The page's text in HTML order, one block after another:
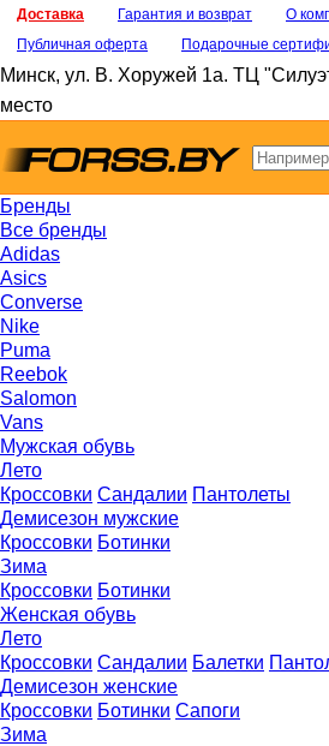
Доставка Гарантия и возврат О
Публичная оферта
Подарочные
Минск, ул. В. Хоружей 1а. ТЦ
место
Бренды
Все бренды
Adidas
Asics
Converse
Nike
Puma
Reebok
Salomon
Vans
Мужская обувь
Лето
Кроссовки Сандалии Пантолеты
Демисезон мужские
Кроссовки Ботинки
Зима
Кроссовки Ботинки
Женская обувь
Лето
Кроссовки Сандалии Балетки
Демисезон женские
Кроссовки Бoтинки Сапоги
Зима